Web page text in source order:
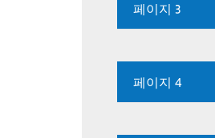
페이지 3
페이지 4